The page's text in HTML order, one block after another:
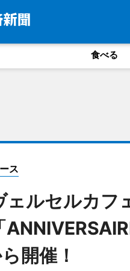
食べる
ス
ェルセルカフ
開催！